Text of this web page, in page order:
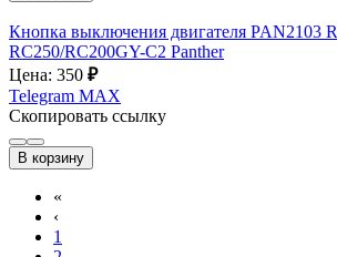
Кнопка выключения двигателя PAN2103
RC250/RC200GY-C2 Panther
Цена: 350 ₽
Telegram MAX
Скопировать ссылку
В корзину
«
‹
1